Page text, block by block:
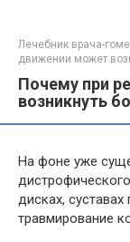
Лечебник врача-
движении может
Почему при
возникнуть
На фоне уже
дисках,
травмирование